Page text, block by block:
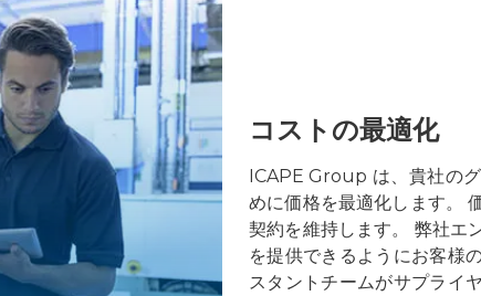
コストの最適化
ICAPE Group は、貴社の
めに価格を最適化します。
契約を維持します。 弊社エ
を提供できるようにお客様
スタントチームがサプライ